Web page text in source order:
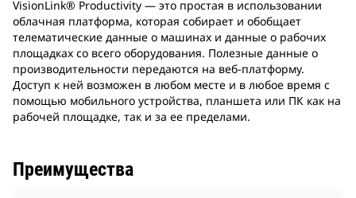
VisionLink® Productivity — это простая в использовании
облачная платформа, которая собирает и обобщает
телематические данные о машинах и данные о рабочих
площадках со всего оборудования. Полезные данные о
производительности передаются на веб-платформу.
Доступ к ней возможен в любом месте и в любое время с
помощью мобильного устройства, планшета или ПК как на
рабочей площадке, так и за ее пределами.
Преимущества